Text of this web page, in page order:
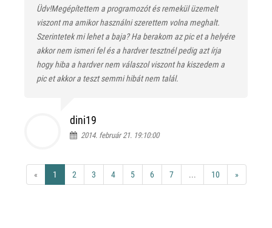
Üdv!Megépítettem a programozót és remekül üzemelt
viszont ma amikor használni szerettem volna meghalt.
Szerintetek mi lehet a baja? Ha berakom az pic et a helyére
akkor nem ismeri fel és a hardver tesztnél pedig azt írja
hogy hiba a hardver nem válaszol viszont ha kiszedem a
pic et akkor a teszt semmi hibát nem talál.
dini19
2014. február 21. 19:10:00
« 1 2 3 4 5 6 7 ... 10 »